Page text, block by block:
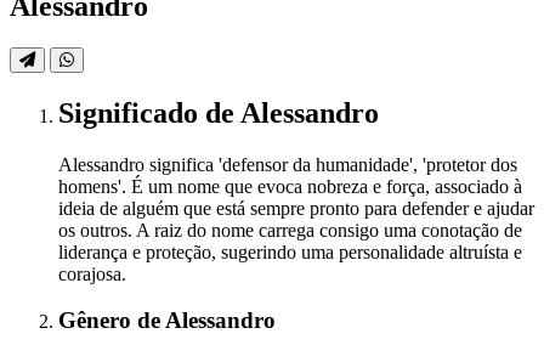
Significado de Alessandro
Alessandro significa 'defensor da humanidade', 'protetor dos
homens'. É um nome que evoca nobreza e força, associado à
ideia de alguém que está sempre pronto para defender e ajudar
os outros. A raiz do nome carrega consigo uma conotação de
liderança e proteção, sugerindo uma personalidade altruísta e
corajosa.
Gênero de Alessandro